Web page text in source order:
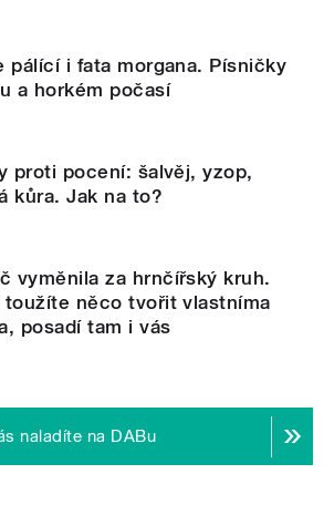
pálící i fata morgana. Písničky
a horkém počasí
proti pocení: šalvěj, yzop,
kůra. Jak na to?
vyměnila za hrnčířský kruh.
toužíte něco tvořit vlastníma
posadí tam i vás
naladíte na DABu